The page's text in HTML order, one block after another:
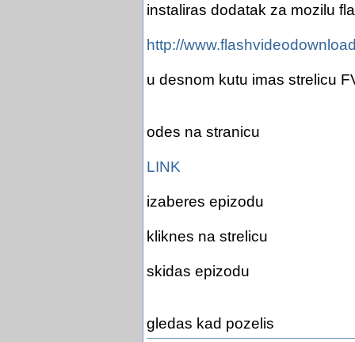
instaliras dodatak za mozilu
http://
u desnom kutu imas strelicu
odes na stranicu
LINK
izaberes epizodu
kliknes na strelicu
skidas epizodu
gledas kad pozelis